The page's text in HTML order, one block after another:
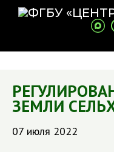
ЗЕМЛИ
07 июля 2022